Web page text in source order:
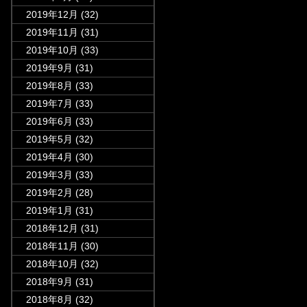
2019年12月 (32)
2019年11月 (31)
2019年10月 (33)
2019年9月 (31)
2019年8月 (33)
2019年7月 (33)
2019年6月 (33)
2019年5月 (32)
2019年4月 (30)
2019年3月 (33)
2019年2月 (28)
2019年1月 (31)
2018年12月 (31)
2018年11月 (30)
2018年10月 (32)
2018年9月 (31)
2018年8月 (32)